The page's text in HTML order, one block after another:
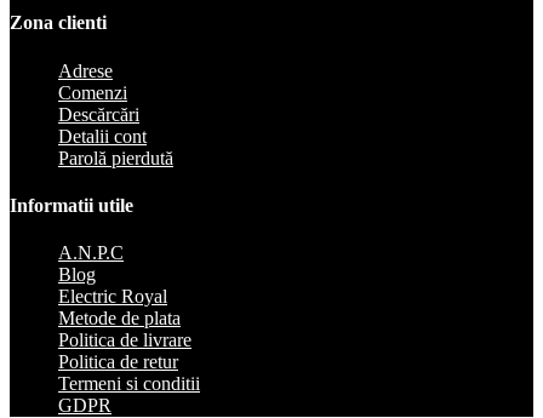
Zona clienti
Adrese
Comenzi
Descărcări
Detalii cont
Parolă pierdută
Informatii utile
A.N.P.C
Blog
Electric Royal
Metode de plata
Politica de livrare
Politica de retur
Termeni si conditii
GDPR